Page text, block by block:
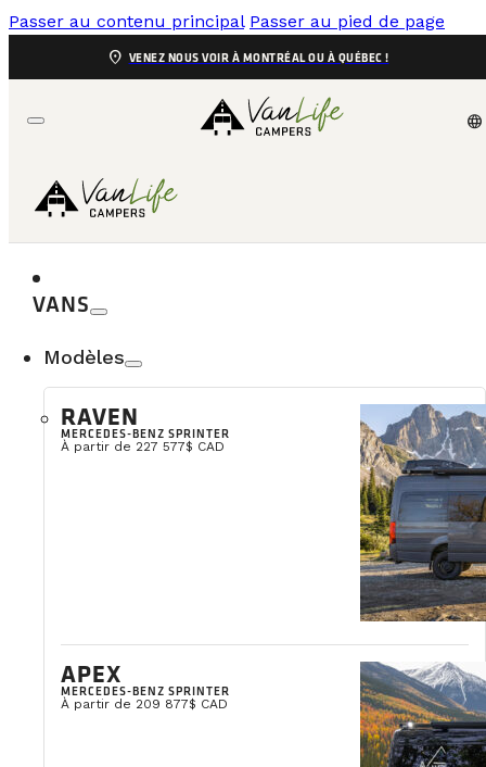
Passer au contenu principal Passer au pied de page
location_on VENEZ NOUS VOIR À MONTRÉAL OU À QUÉBEC !
language
VANS
Modèles
RAVEN
MERCEDES-BENZ SPRINTER
À partir de 227 577$ CAD
APEX
MERCEDES-BENZ SPRINTER
À partir de 209 877$ CAD
Voici un